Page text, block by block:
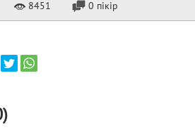
8451 0 пікір